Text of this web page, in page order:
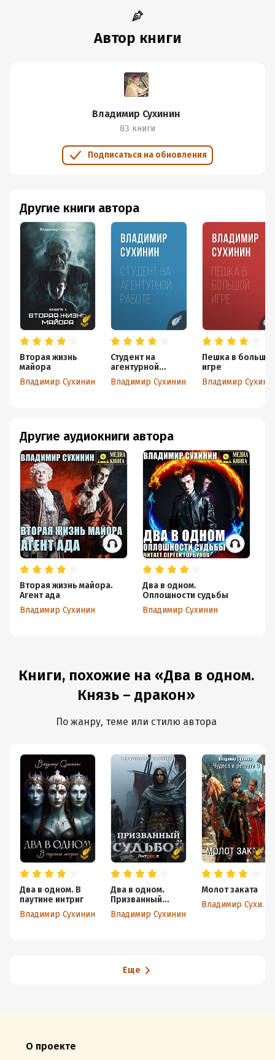
Автор книги
Владимир Сухинин
83 книги
Подписаться на обновления
Другие книги автора
Вторая жизнь
майора
Владимир Сухинин
Студент на
агентурной
работе
Владимир Сухинин
Пешка в
игре
Владимир
Другие аудиокниги автора
Вторая жизнь майора.
Агент ада
Владимир Сухинин
Два в одном.
Оплошности судьбы
Владимир Сухинин
Книги, похожие на «Два в одном.
Князь – дракон»
По жанру, теме или стилю автора
Два в одном. В
паутине интриг
Владимир Сухинин
Два в одном.
Призванный
Судьбой
Владимир Сухинин
Молот заката
Владимир Сухинин
Еще
О проекте